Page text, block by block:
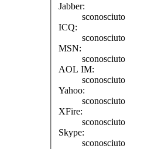
Jabber:
sconosciuto
ICQ:
sconosciuto
MSN:
sconosciuto
AOL IM:
sconosciuto
Yahoo:
sconosciuto
XFire:
sconosciuto
Skype:
sconosciuto